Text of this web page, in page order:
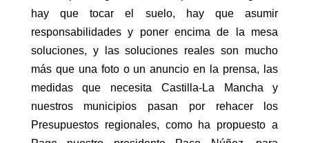
hay que tocar el suelo, hay que asumir
responsabilidades y poner encima de la mesa
soluciones, y las soluciones reales son mucho
más que una foto o un anuncio en la prensa, las
medidas que necesita Castilla-La Mancha y
nuestros municipios pasan por rehacer los
Presupuestos regionales, como ha propuesto a